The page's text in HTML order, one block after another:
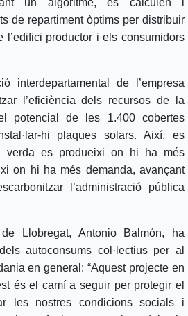
un algoritme, es calculen i
de repartiment òptims per distribuir
l’edifici productor i els consumidors
interdepartamental de l’empresa
l’eficiència dels recursos de la
potencial de les 1.400 cobertes
hi plaques solars. Així, es
verda es produeixi on hi ha més
on hi ha més demanda, avançant
l’administració pública
Llobregat, Antonio Balmón, ha
autoconsums col·lectius per al
en general: “Aquest projecte en
és el camí a seguir per protegir el
les nostres condicions socials i